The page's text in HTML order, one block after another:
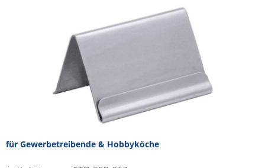
für Gewerbetreibende & Hobbyköche